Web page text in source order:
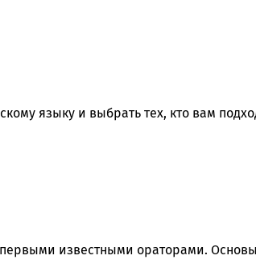
языку и выбрать тех, кто вам
известными ораторами. Основы